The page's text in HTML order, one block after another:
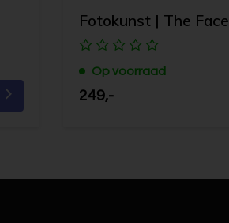
Fotokunst | The Face
Op voorraad
249,-